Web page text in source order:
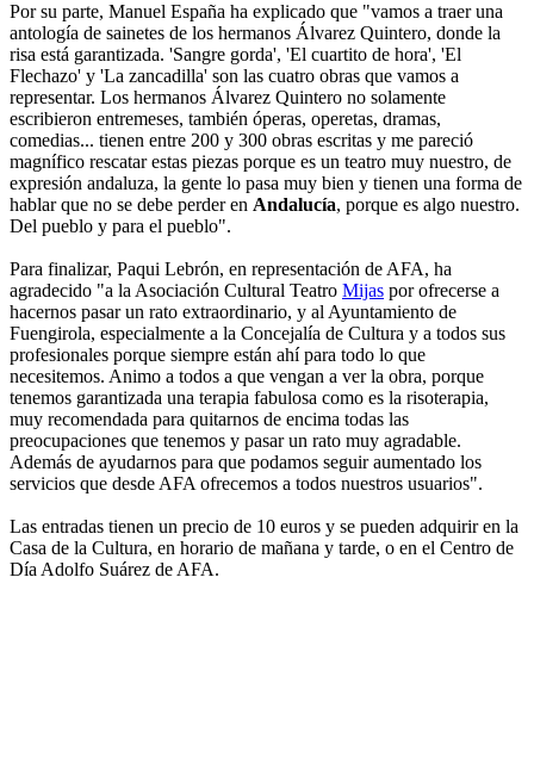
Por su parte, Manuel España ha explicado que "vamos a traer una
antología de sainetes de los hermanos Álvarez Quintero, donde la
risa está garantizada. 'Sangre gorda', 'El cuartito de hora', 'El
Flechazo' y 'La zancadilla' son las cuatro obras que vamos a
representar. Los hermanos Álvarez Quintero no solamente
escribieron entremeses, también óperas, operetas, dramas,
comedias... tienen entre 200 y 300 obras escritas y me pareció
magnífico rescatar estas piezas porque es un teatro muy nuestro, de
expresión andaluza, la gente lo pasa muy bien y tienen una forma de
hablar que no se debe perder en Andalucía, porque es algo nuestro.
Del pueblo y para el pueblo".
Para finalizar, Paqui Lebrón, en representación de AFA, ha
agradecido "a la Asociación Cultural Teatro Mijas por ofrecerse a
hacernos pasar un rato extraordinario, y al Ayuntamiento de
Fuengirola, especialmente a la Concejalía de Cultura y a todos sus
profesionales porque siempre están ahí para todo lo que
necesitemos. Animo a todos a que vengan a ver la obra, porque
tenemos garantizada una terapia fabulosa como es la risoterapia,
muy recomendada para quitarnos de encima todas las
preocupaciones que tenemos y pasar un rato muy agradable.
Además de ayudarnos para que podamos seguir aumentado los
servicios que desde AFA ofrecemos a todos nuestros usuarios".
Las entradas tienen un precio de 10 euros y se pueden adquirir en la
Casa de la Cultura, en horario de mañana y tarde, o en el Centro de
Día Adolfo Suárez de AFA.